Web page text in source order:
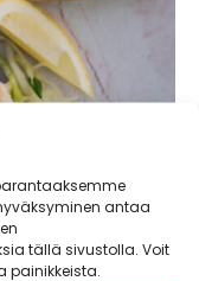
antaa
tällä sivustolla. Voit
ja